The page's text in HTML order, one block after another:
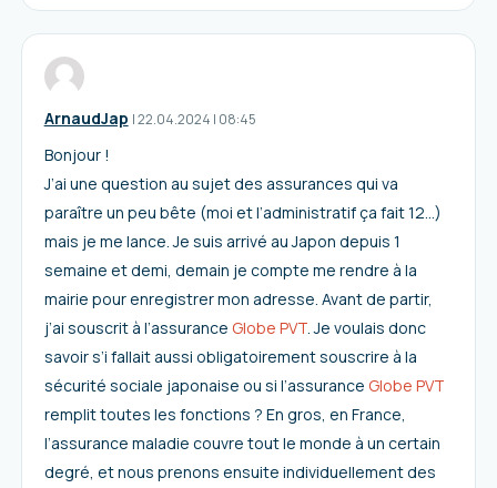
ArnaudJap I22.04.2024 | 08:45
Bonjour !
J’ai une question au sujet des assurances qui va
paraître un peu bête (moi et l’administratif ça fait 12…)
mais je me lance. Je suis arrivé au Japon depuis 1
semaine et demi, demain je compte me rendre à la
mairie pour enregistrer mon adresse. Avant de partir,
j’ai souscrit à l’assurance Globe PVT. Je voulais donc
savoir s’i fallait aussi obligatoirement souscrire à la
sécurité sociale japonaise ou si l’assurance Globe PVT
remplit toutes les fonctions ? En gros, en France,
l’assurance maladie couvre tout le monde à un certain
degré, et nous prenons ensuite individuellement des